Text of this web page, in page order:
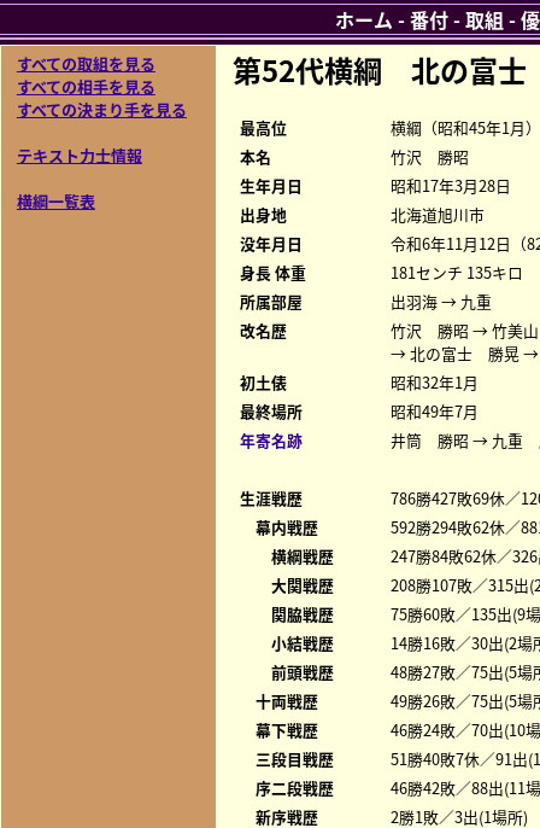
すべての取組を見る
すべての相手を見る
すべての決まり手を見る
テキスト力士情報
横綱一覧表
第52代横綱 北の富
最高位
横綱（昭和45年1月）
本名
竹沢 勝昭
生年月日
昭和17年3月28日
出身地
北海道旭川市
没年月日
令和6年11月12日（
身長 体重
181センチ 135キロ
所属部屋
出羽海 → 九重
改名歴
竹沢 勝昭 → 竹美
→ 北の富士 勝晃
初土俵
昭和32年1月
最終場所
昭和49年7月
年寄名跡
井筒 勝昭 → 九重
生涯戦歴
786勝427敗69休／
幕内戦歴
592勝294敗62休／
横綱戦歴
247勝84敗62休／
大関戦歴
208勝107敗／315出
関脇戦歴
75勝60敗／135出(9
小結戦歴
14勝16敗／30出(2場
前頭戦歴
48勝27敗／75出(5
十両戦歴
49勝26敗／75出(5場
幕下戦歴
46勝24敗／70出(10
三段目戦歴
51勝40敗7休／91出
序二段戦歴
46勝42敗／88出(11
新序戦歴
2勝1敗／3出(1場所)
ホーム -番付-取組 -